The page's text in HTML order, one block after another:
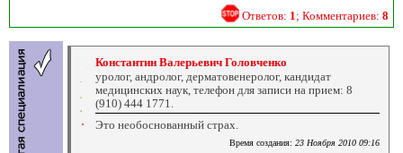
Ответов: 1 ; Комментариев: 8
Константин Валерьевич Головченко
уролог, андролог, дерматовенеролог, кандидат
медицинских наук, телефон для записи на прием: 8
(910) 444 1771.
Это необоснованный страх.
Время создания: 23 Ноября 2010 09:16